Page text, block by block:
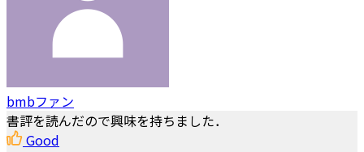
bmbファン
書評を読んだので興味を持ちました．
Good